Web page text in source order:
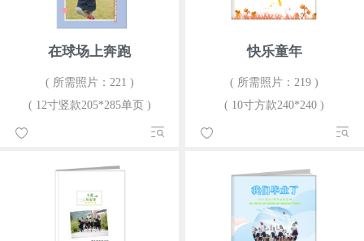
在球场上奔跑
( 所需照片：221 )
( 12寸竖款205*285单页 )
快乐童年
( 所需照片：219 )
( 10寸方款240*240 )